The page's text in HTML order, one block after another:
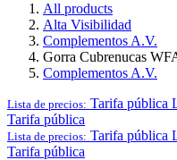
All products
Alta Visibilidad
Complementos A.V.
Gorra Cubrenucas
Complementos A.V.
Lista de precios: Tarifa pública
Tarifa pública
Lista de precios: Tarifa pública
Tarifa pública